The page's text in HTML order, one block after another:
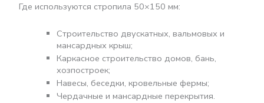
Где используются стропила 50×150 мм:
Строительство двускатных, вальмовых и
мансардных крыш;
Каркасное строительство домов, бань,
хозпостроек;
Навесы, беседки, кровельные фермы;
Чердачные и мансардные перекрытия.